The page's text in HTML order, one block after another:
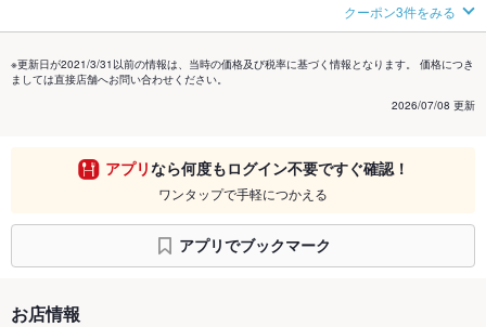
クーポン3件をみる
※更新日が2021/3/31以前の情報は、当時の価格及び税率に基づく情報となります。 価格につき
ましては直接店舗へお問い合わせください。
2026/07/08 更新
アプリなら何度もログイン不要ですぐ確認！
ワンタップで手軽につかえる
アプリでブックマーク
お店情報